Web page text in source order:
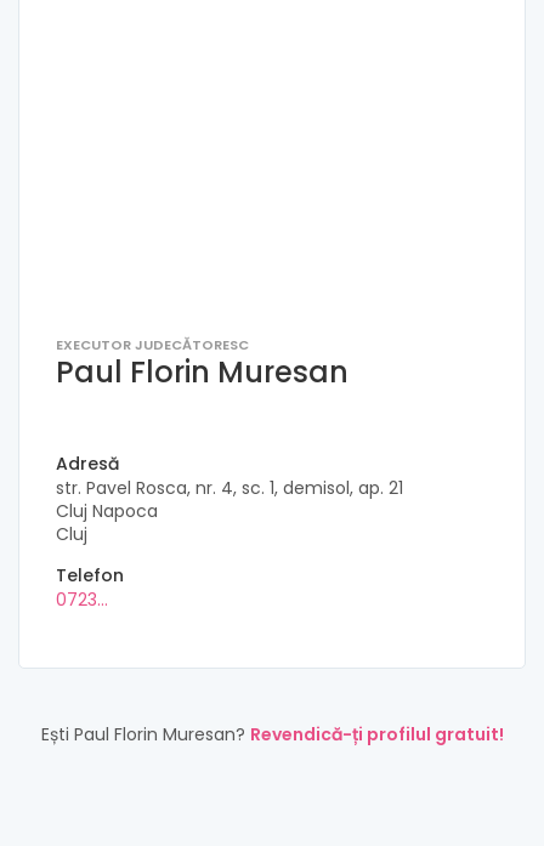
EXECUTOR JUDECĂTORESC
Paul Florin Muresan
Adresă
str. Pavel Rosca, nr. 4, sc. 1, demisol, ap. 21
Cluj Napoca
Cluj
Telefon
0723...
Ești Paul Florin Muresan? Revendică-ți profilul gratuit!